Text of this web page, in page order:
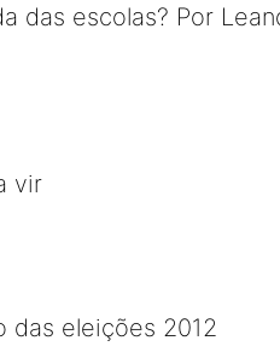
das escolas? Por
vir
das eleições 2012